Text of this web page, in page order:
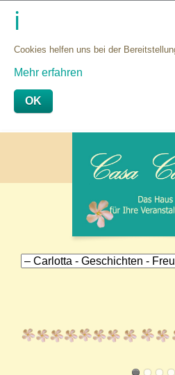
Cookies helfen uns bei der
Mehr erfahren
OK
überspringen
Navigation